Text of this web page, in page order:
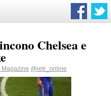
Chelsea e
Magazine @retr_online